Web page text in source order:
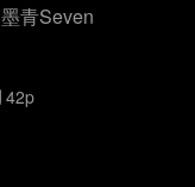
墨青Seven
42p